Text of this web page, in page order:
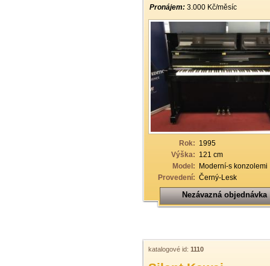
Pronájem:3.000 Kč/měsíc
Rok: 1995
Výška: 121 cm
Model: Moderní-s konzolemi
Provedení: Černý-Lesk
Nezávazná objednávka
katalogové id: 1110